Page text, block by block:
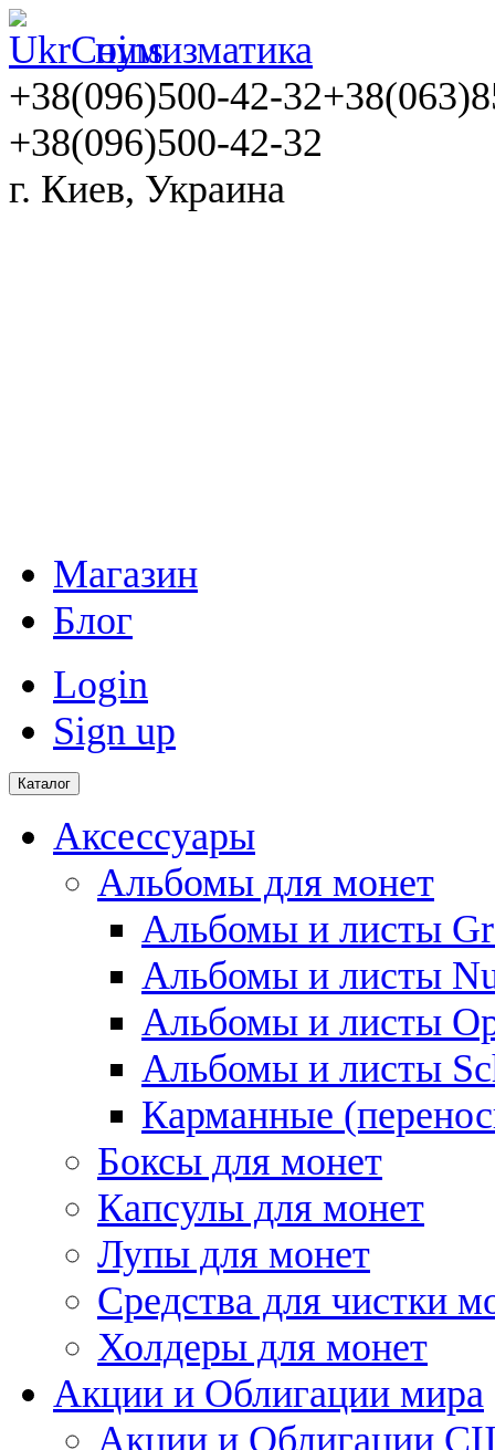
нумизматика
+38(096)500-42-32
+38(096)500-42-32
г. Киев, Украина
Магазин
Блог
Login
Sign up
Каталог
Аксессуары
Альбомы для монет
Альбомы и листы
Альбомы и листы
Альбомы и листы
Альбомы и листы
Карманные
Боксы для монет
Капсулы для монет
Лупы для монет
Средства для чистки
Холдеры для монет
Акции и Облигации мира
Акции и Облигации